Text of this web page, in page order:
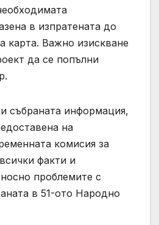
в изпратената до
карта. Важно изискване
да се попълни
информация,
на
комисия за
факти и
проблемите с
в 51-ото Народно